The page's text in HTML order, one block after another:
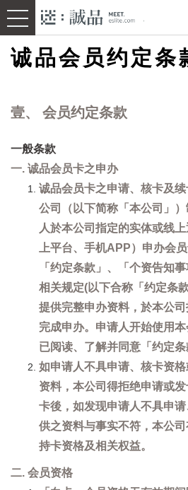
诚品会员约定条
壹、 会员约定条款
一般条款
一. 诚品会员卡之申办
诚品会员卡之申请、核卡及
公司（以下简称「本公司」
人於本公司指定的实体或线
上平台、手机APP）申办会
「约定条款」、「个资告知
相关规定(以下合称「约定条
提供完整申办资料，於本公
完成申办。申请人开始使用
已阅读、了解并同意「约定条
如申请人不具申请、核卡资
资料，本公司得拒绝申请或
卡後，如发现申请人不具申
供之资料与事实不符，本公
持卡资格及相关权益。
二. 会员资格